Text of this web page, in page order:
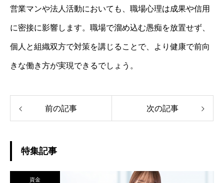
営業マンや法人活動においても、職場心理は成果や信用
に密接に影響します。職場で溜め込む愚痴を放置せず、
個人と組織双方で対策を講じることで、より健康で前向
きな働き方が実現できるでしょう。
前の記事 次の記事
特集記事
資金